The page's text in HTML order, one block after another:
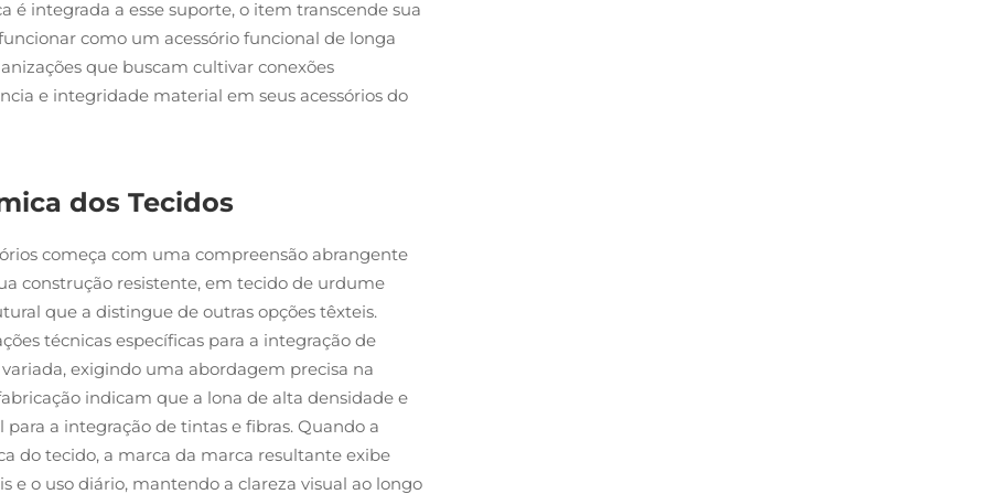
integrada a esse suporte, o item transcende sua
como um acessório funcional de longa
que buscam cultivar conexões
e integridade material em seus acessórios do
dos Tecidos
começa com uma compreensão abrangente
construção resistente, em tecido de urdume
que a distingue de outras opções têxteis.
técnicas específicas para a integração de
exigindo uma abordagem precisa na
indicam que a lona de alta densidade e
a integração de tintas e fibras. Quando a
do tecido, a marca da marca resultante exibe
o uso diário, mantendo a clareza visual ao longo